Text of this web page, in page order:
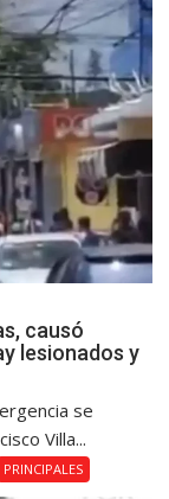
causó
lesionados y
se
Villa...
PRINCIPALES